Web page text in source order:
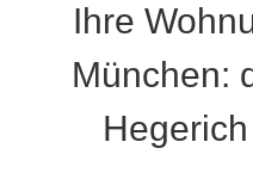
Ihre
München: